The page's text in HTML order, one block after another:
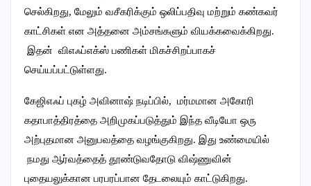
செல்கிறது, மேலும் வசீகரிக்கும் ஒலிப்பதிவு மற்றும் கண்கவர்
காட்சிகள் என அத்தனை அம்சங்களும் வியக்கவைக்கிறது.
இதன் விஎஃப்எக்ஸ் பணிகள் மிகச்சிறப்பாகச்
செய்யப்பட்டுள்ளது.
கேஜிஎஃப் புகழ் அவினாஷ் நடிப்பில், மர்மமான அகோரி
கதாபாத்திரத்தை அறிமுகப்படுத்தும் இந்த வீடியோ ஒரு
அற்புதமான அனுபவத்தை வழங்குகிறது. இது உண்மையில்
நமது ஆர்வத்தைத் தூண்டுவதோடு விஷ்ணுவின்
புதையலுக்கான பரபரப்பான தேடலையும் காட்டுகிறது.